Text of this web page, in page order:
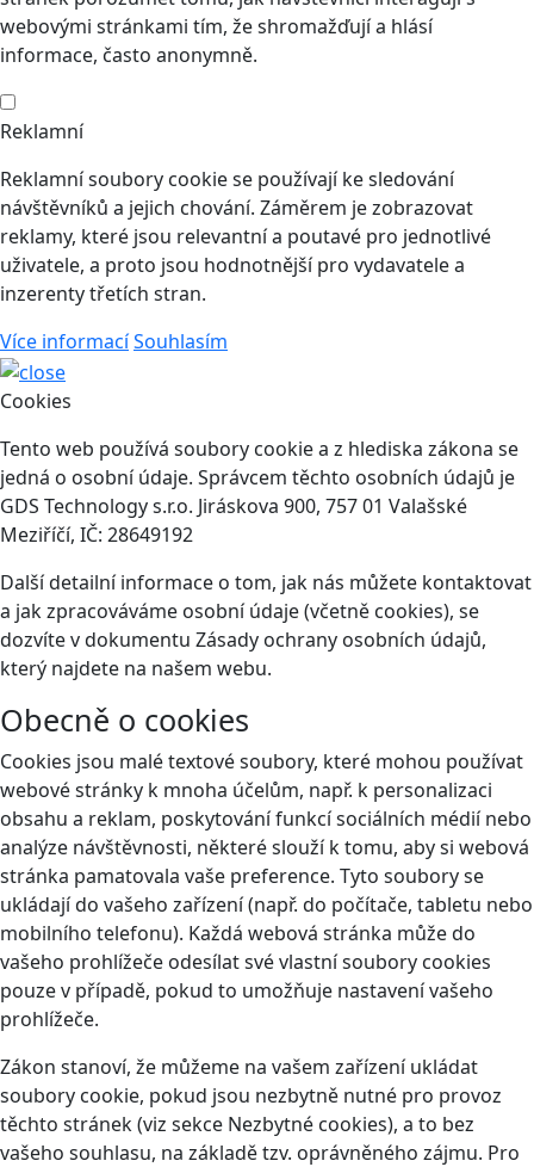
webovými stránkami tím, že shromažďují a hlásí
informace, často anonymně.
Reklamní
Reklamní soubory cookie se používají ke sledování
návštěvníků a jejich chování. Záměrem je zobrazovat
reklamy, které jsou relevantní a poutavé pro jednotlivé
uživatele, a proto jsou hodnotnější pro vydavatele a
inzerenty třetích stran.
Více informacíSouhlasím
Cookies
Tento web používá soubory cookie a z hlediska zákona se
jedná o osobní údaje. Správcem těchto osobních údajů je
GDS Technology s.r.o. Jiráskova 900, 757 01 Valašské
Meziříčí, IČ: 28649192
Další detailní informace o tom, jak nás můžete kontaktovat
a jak zpracováváme osobní údaje (včetně cookies), se
dozvíte v dokumentu Zásady ochrany osobních údajů,
který najdete na našem webu.
Obecně o cookies
Cookies jsou malé textové soubory, které mohou používat
webové stránky k mnoha účelům, např. k personalizaci
obsahu a reklam, poskytování funkcí sociálních médií nebo
analýze návštěvnosti, některé slouží k tomu, aby si webová
stránka pamatovala vaše preference. Tyto soubory se
ukládají do vašeho zařízení (např. do počítače, tabletu nebo
mobilního telefonu). Každá webová stránka může do
vašeho prohlížeče odesílat své vlastní soubory cookies
pouze v případě, pokud to umožňuje nastavení vašeho
prohlížeče.
Zákon stanoví, že můžeme na vašem zařízení ukládat
soubory cookie, pokud jsou nezbytně nutné pro provoz
těchto stránek (viz sekce Nezbytné cookies), a to bez
vašeho souhlasu, na základě tzv. oprávněného zájmu. Pro